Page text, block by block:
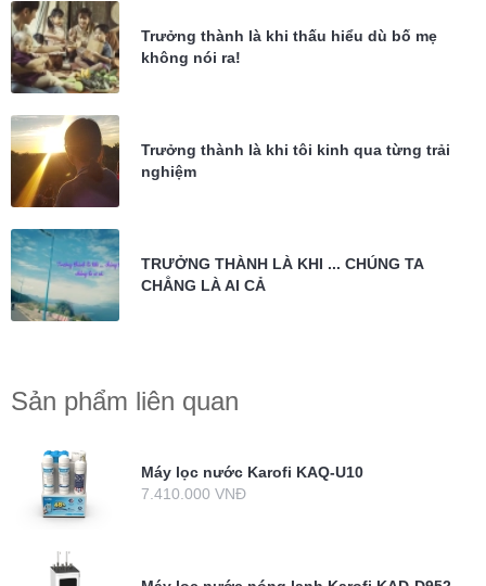
Trưởng thành là khi thấu hiểu dù bố mẹ
không nói ra!
Trưởng thành là khi tôi kinh qua từng trải
nghiệm
TRƯỞNG THÀNH LÀ KHI ... CHÚNG TA
CHẲNG LÀ AI CẢ
Sản phẩm liên quan
Máy lọc nước Karofi KAQ-U10
7.410.000 VNĐ